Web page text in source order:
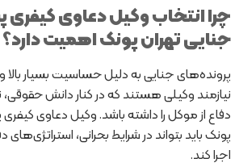
چرا انتخاب وکیل دعاوی کیفری
جنایی تهران پونک اهمیت دارد؟
پرونده‌های جنایی به دلیل حساسیت بسیار
نیازمند وکیلی هستند که در کنار دانش حقوقی،
دفاع از موکل را داشته باشد. وکیل دعاوی
پونک باید بتواند در شرایط بحرانی،
اجرا کند.